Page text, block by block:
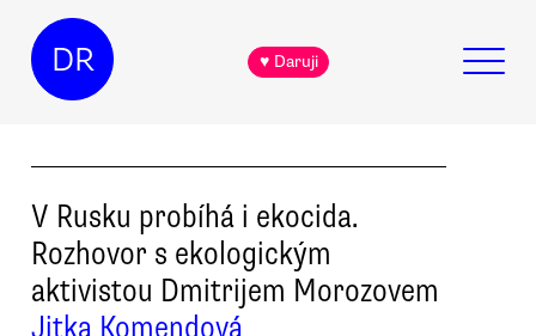
DR ♥ Daruji
V Rusku probíhá i ekocida.
Rozhovor s ekologickým
aktivistou Dmitrijem Morozovem
Jitka Komendová